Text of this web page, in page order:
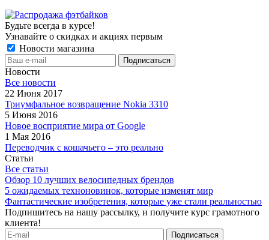
Будьте всегда в курсе!
Узнавайте о скидках и акциях первым
Новости магазина
Новости
Все новости
22 Июня 2017
Триумфальное возвращение Nokia 3310
5 Июня 2016
Новое восприятие мира от Google
1 Мая 2016
Переводчик с кошачьего – это реально
Статьи
Все статьи
Обзор 10 лучших велосипедных брендов
5 ожидаемых техноновинок, которые изменят мир
Фантастические изобретения, которые уже стали реальностью
Подпишитесь на нашу рассылку, и получите курс грамотного
клиента!